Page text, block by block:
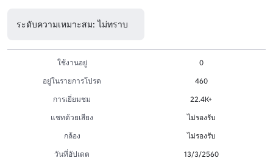
ระดับความเหมาะสม: ไม่ทราบ
ใช้งานอยู่
0
อยู่ในรายการโปรด
460
การเยี่ยมชม
22.4K+
แชทด้วยเสียง
ไม่รองรับ
กล้อง
ไม่รองรับ
วันที่อัปเดต
13/3/2560